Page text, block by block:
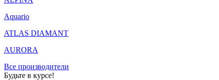
Aquario
ATLAS DIAMANT
AURORA
Все производители
Будьте в курсе!